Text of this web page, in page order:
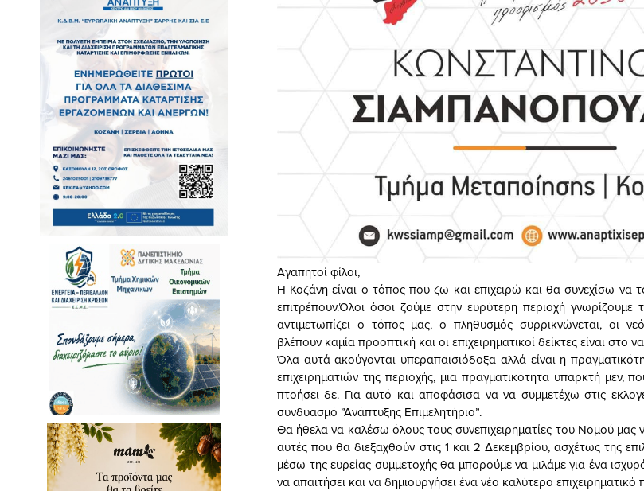
Αγαπητοί φίλοι,
Η Κοζάνη είναι ο τόπος που ζω και επιχειρώ και θα συνεχίσω να
επιτρέπουν.Όλοι όσοι ζούμε στην ευρύτερη περιοχή
αντιμετωπίζει ο τόπος μας, ο πληθυσμός συρρικνώνεται, οι
βλέπουν καμία προοπτική και οι επιχειρηματικοί δείκτες είναι στο
Όλα αυτά ακούγονται υπεραπαισιόδοξα αλλά είναι η
επιχειρηματιών της περιοχής, μια πραγματικότητα υπαρκτή μεν,
πτοήσει δε. Για αυτό και αποφάσισα να να συμμετέχω στις
συνδυασμό ”Ανάπτυξης Επιμελητήριο”.
Θα ήθελα να καλέσω όλους τους συνεπιχειρηματίες του Νομού μας
αυτές που θα διεξαχθούν στις 1 και 2 Δεκεμβρίου, ασχέτως της
μέσω της ευρείας συμμετοχής θα μπορούμε να μιλάμε για ένα
να απαιτήσει και να δημιουργήσει ένα νέο καλύτερο επιχειρηματικό